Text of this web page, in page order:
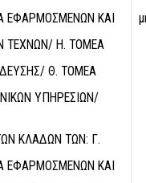
ΕΦΑΡΜΟΣΜΕΝΩΝ ΚΑΙ
ΤΕΧΝΩΝ/ Η. ΤΟΜΕΑ
Θ. ΤΟΜΕΑ
ΥΠΗΡΕΣΙΩΝ/
ΚΛΑΔΩΝ ΤΩΝ: Γ.
ΕΦΑΡΜΟΣΜΕΝΩΝ ΚΑΙ